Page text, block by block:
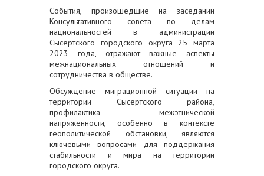
События, произошедшие на заседании
Консультативного совета по делам
национальностей в администрации
Сысертского городского округа 25 марта
2023 года, отражают важные аспекты
межнациональных отношений и
сотрудничества в обществе.
Обсуждение миграционной ситуации на
территории Сысертского района,
профилактика межэтнической
напряженности, особенно в контексте
геополитической обстановки, являются
ключевыми вопросами для поддержания
стабильности и мира на территории
городского округа.